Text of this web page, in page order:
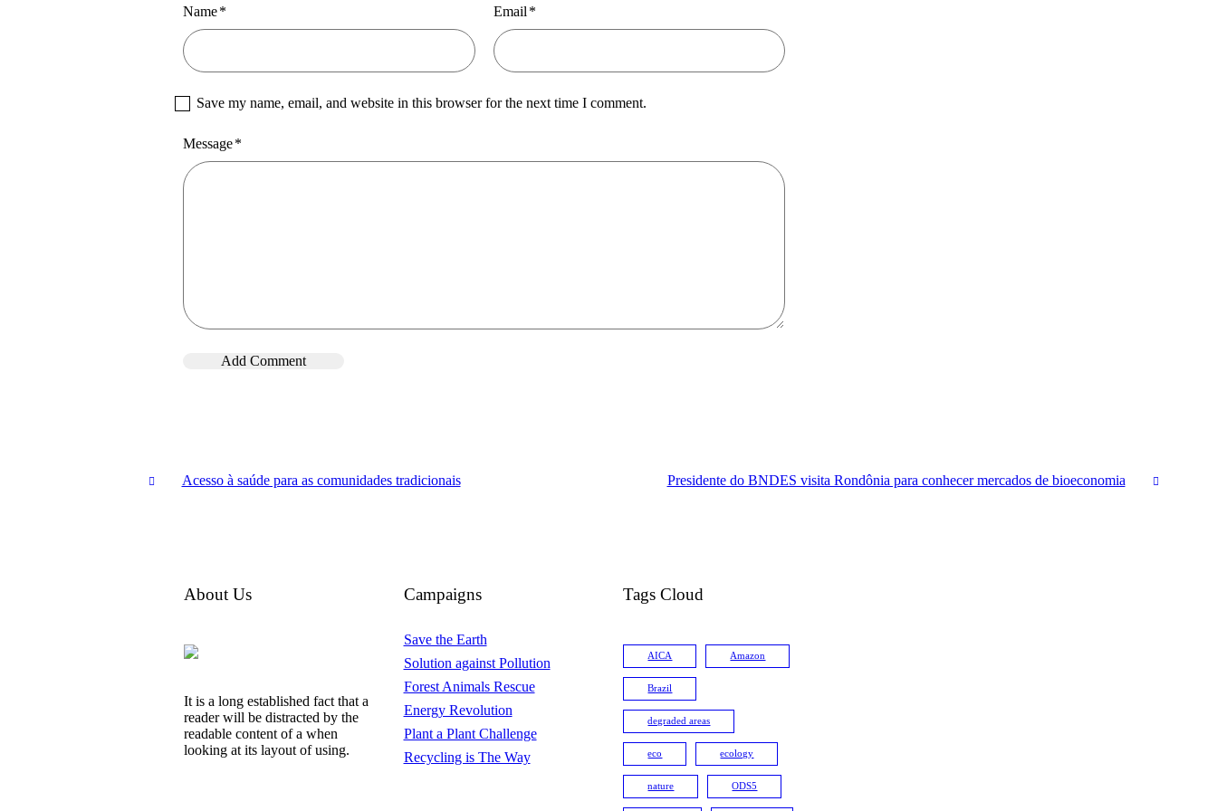
Name* Email *
Save my name, email, and website in this browser for the next time I comment.
Message*
Acesso à saúde para as comunidades tradicionais Presidente do BNDES visita Rondônia para conhecer mercados de bioeconomia
About Us
It is a long established fact that a
reader will be distracted by the
readable content of a when
looking at its layout of using.
Campaigns
Save the Earth
Solution against Pollution
Forest Animals Rescue
Energy Revolution
Plant a Plant Challenge
Recycling is The Way
Tags Cloud
AICA Amazon
Brazil
degraded areas
eco ecology
nature ODS5